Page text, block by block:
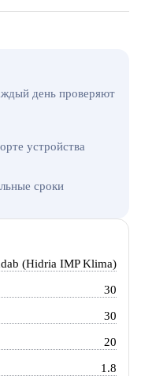
день проверяют
устройства
сроки
(Hidria IMP Klima)
30
30
20
1.8